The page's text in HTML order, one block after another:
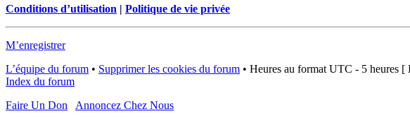
Conditions d’utilisation | Politique de vie privée
M’enregistrer
L’équipe du forum • Supprimer les cookies du forum • Heures au format UTC - 5 heures [
Index du forum
Faire Un Don
Annoncez Chez Nous